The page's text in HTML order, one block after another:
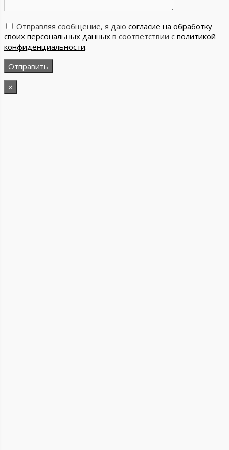
Отправляя сообщение, я даю согласие на обработку
своих персональных данных в соответствии с политикой
конфиденциальности.
×